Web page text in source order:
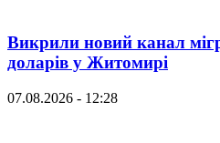
Викрили новий канал
доларів у Житомирі
07.08.2026 - 12:28